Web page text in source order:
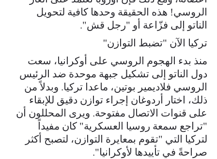
الروسي! هذه الحقيقة وحدها كافية لتحويل
الناتو إلى فزّاعة أو "رجل قش".
تركيا الآن "تضبط التوازن''
منذ بدء الهجوم الروسي على أوكرانيا، سعت
دول الناتو إلى تشكيل جبهة موحدة ضد الرئيس
الروسي فلاديمير بوتين، ماعدا تركيا. وبدلاً من
ذلك، اختار أردوغان إجراء توازن دقيق للإبقاء
على قنوات الاتصال مفتوحة. ويرى المحللون أن
"تراجع سمعة روسيا العسكرية" كان مفيداً
لتركيا التي "تقوم بمعايرة التوازن، لتصبح أكثر
صراحةً في تأييدها لأوكرانيا".